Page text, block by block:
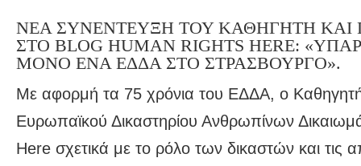
ΝΕΑ ΣΥΝΕΝΤΕΥΞΗ ΤΟΥ ΚΑΘΗΓΗΤΗ ΚΑΙ
ΣΤΟ BLOG HUMAN RIGHTS HERE:
ΜΟΝΟ ΕΝΑ ΕΔΔΑ ΣΤΟ ΣΤΡΑΣΒΟΥΡΓΟ».
Με αφορμή τα 75 χρόνια του ΕΔΔΑ, ο
Ευρωπαϊκού Δικαστηρίου Ανθρωπίνων
Here σχετικά με το ρόλο των δικαστών και τις